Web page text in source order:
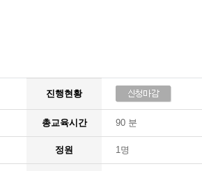
진행현황
총교육시간 90 분
정원 1명